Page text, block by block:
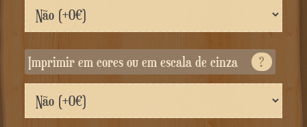
Imprimir em cores ou em escala de cinza ?